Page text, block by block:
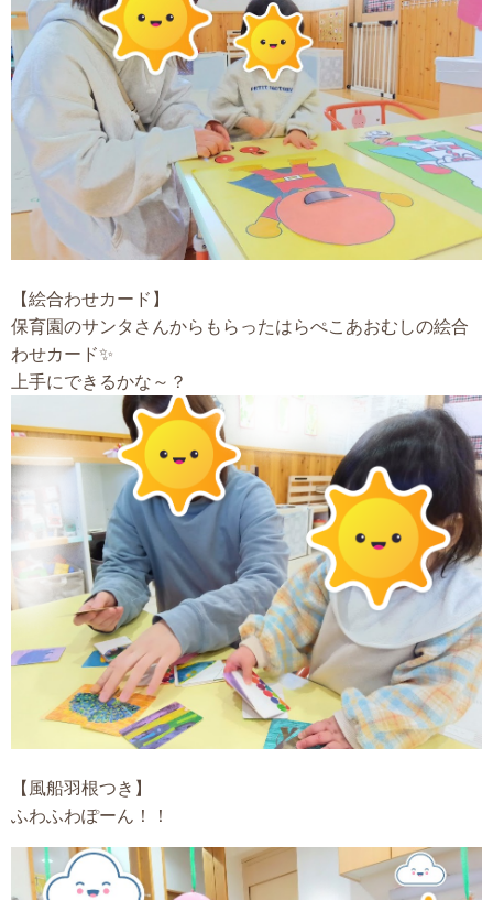
【絵合わせカード】
保育園のサンタさんからもらったはらぺこあおむしの絵合
わせカード✨
上手にできるかな～？
【風船羽根つき】
ふわふわぽーん！！